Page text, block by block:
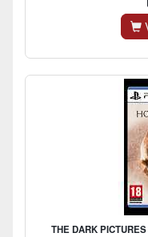
THE DARK